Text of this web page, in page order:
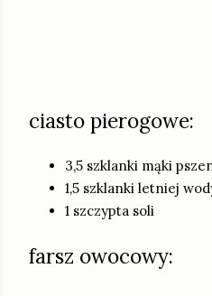
ciasto pierogowe:
3,5 szklanki mąki
1,5 szklanki letniej
1 szczypta soli
farsz owocowy: